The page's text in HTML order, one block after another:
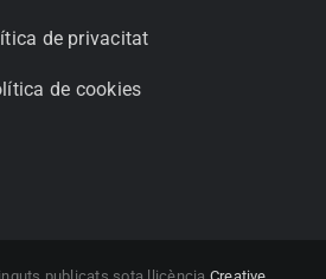
de privacitat
de cookies